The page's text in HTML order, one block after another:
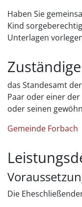
Haben Sie
Kind
Unterlagen
das Standesamt
Paar oder einer
oder seinen
Gemeinde Forbach
Die